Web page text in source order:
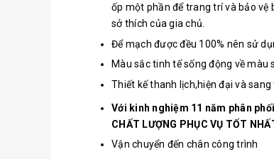
ốp một phần để trang trí và bảo vệ
sở thích của gia chủ.
Để mạch được đều 100% nên sử
Màu sắc tinh tế sống động về
Thiết kế thanh lịch,hiện đại và
Với kinh nghiệm 11 năm phân
CHẤT LƯỢNG PHỤC VỤ TỐT
Vận chuyển đến chân công trình